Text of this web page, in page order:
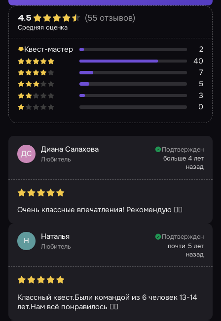
Средняя оценка
4.5 (55 отзывов)
Квест-мастер
2
40
7
5
3
0
ДС Диана Салахова
Любитель
Подтвержден
больше 4 лет
назад
Очень классные впечатления! Рекомендую 👍🏼
Н Наталья
Любитель
Подтвержден
почти 5 лет
назад
Классный квест.Были командой из 6 человек 13-14
лет.Нам всё понравилось 👍🏻